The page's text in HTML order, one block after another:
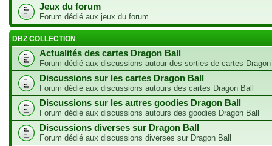
Jeux du forum
Forum dédié aux jeux du forum
DBZ COLLECTION
Actualités des cartes Dragon Ball
Forum dédié aux discussions autour des sorties de cartes
Discussions sur les cartes Dragon Ball
Forum dédié aux discussions autours des cartes Dragon Ball
Discussions sur les autres goodies Dragon Ball
Forum dédié aux discussions autours des goodies Dragon Ball
Discussions diverses sur Dragon Ball
Forum dédié aux discussions diverses sur Dragon Ball